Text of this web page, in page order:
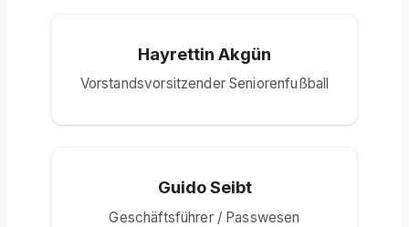
Hayrettin Akgün
Vorstandsvorsitzender Seniorenfußball
Guido Seibt
Geschäftsführer / Passwesen